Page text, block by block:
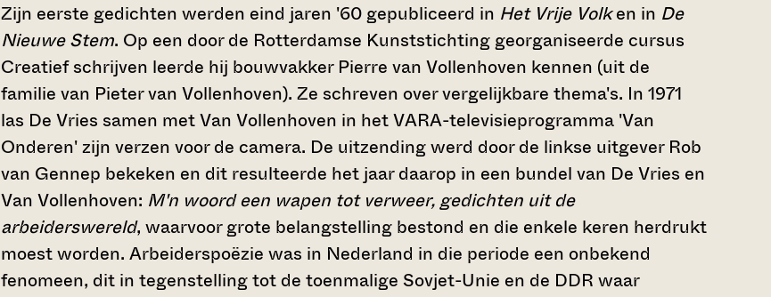
Zijn eerste gedichten werden eind jaren '60 gepubliceerd in Het Vrije Volken in De
Nieuwe Stem. Op een door de Rotterdamse Kunststichting georganiseerde cursus
Creatief schrijven leerde hij bouwvakker Pierre van Vollenhoven kennen (uit de
familie van Pieter van Vollenhoven). Ze schreven over vergelijkbare thema's. In 1971
las De Vries samen met Van Vollenhoven in het VARA-televisieprogramma 'Van
Onderen' zijn verzen voor de camera. De uitzending werd door de linkse uitgever Rob
van Gennep bekeken en dit resulteerde het jaar daarop in een bundel van De Vries en
Van Vollenhoven: M'n woord een wapen tot verweer, gedichten uit de
arbeiderswereld, waarvoor grote belangstelling bestond en die enkele keren herdrukt
moest worden. Arbeiderspoëzie was in Nederland in die periode een onbekend
fenomeen, dit in tegenstelling tot de toenmalige Sovjet-Unie en de DDR waar